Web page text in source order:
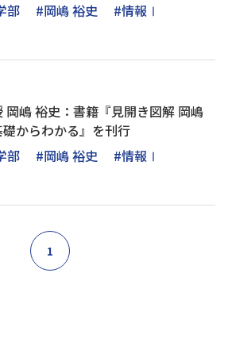
部
#岡嶋 裕史
#情報Ⅰ
岡嶋 裕史：書籍『見開き図解 岡嶋
からわかる』を刊行
部
#岡嶋 裕史
#情報Ⅰ
1